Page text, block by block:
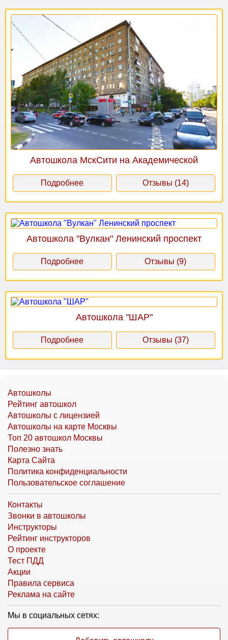
Автошкола МскСити на Академической
Подробнее Отзывы (14)
Автошкола "Вулкан" Ленинский проспект
Подробнее Отзывы (9)
Автошкола "ШАР"
Подробнее Отзывы (37)
Автошколы
Рейтинг автошкол
Автошколы с лицензией
Автошколы на карте Москвы
Топ 20 автошкол Москвы
Полезно знать
Карта Сайта
Политика конфиденциальности
Пользовательское соглашение
Контакты
Звонки в автошколы
Инструкторы
Рейтинг инструкторов
О проекте
Тест ПДД
Акции
Правила сервиса
Реклама на сайте
Мы в социальных сетях: